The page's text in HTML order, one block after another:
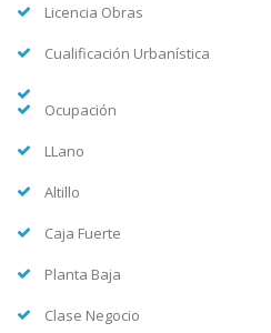
Licencia Obras
Cualificación Urbanística
Ocupación
LLano
Altillo
Caja Fuerte
Planta Baja
Clase Negocio